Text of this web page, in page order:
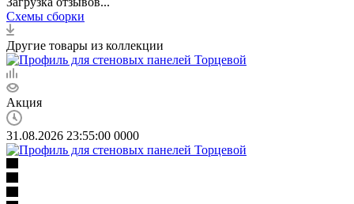
Схемы сборки
Другие товары из коллекции
Акция
31.08.2026 23:55:00 0000